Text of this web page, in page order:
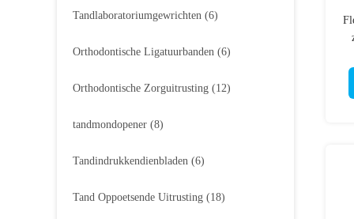
Tandlaboratoriumgewrichten (6)
Orthodontische Ligatuurbanden (6)
Orthodontische Zorguitrusting (12)
tandmondopener (8)
Tandindrukkendienbladen (6)
Tand Oppoetsende Uitrusting (18)